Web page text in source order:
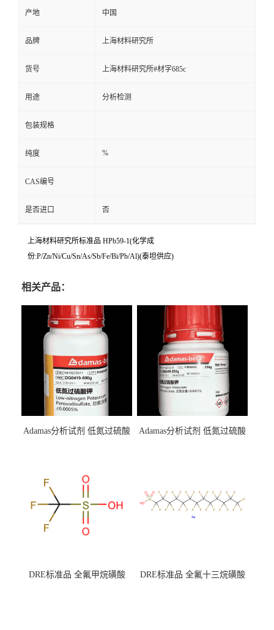
产地 中国
品牌 上海材料研究所
货号 上海材料研究所#材字685c
用途 分析检测
包装规格
纯度 %
CAS编号
是否进口 否
上海材料研究所标准品 HPb59-1(化学成
份:P/Zn/Ni/Cu/Sn/As/Sb/Fe/Bi/Pb/Al)(泰坦供应)
相关产品：
Adamas分析试剂 低氮过硫酸
（泰坦现货供应）
Adamas分析试剂 低氮过硫酸
DRE标准品 全氟甲烷磺酸
DRE标准品 全氟十三烷磺酸